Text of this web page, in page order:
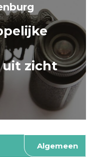
uit zicht
Algemeen